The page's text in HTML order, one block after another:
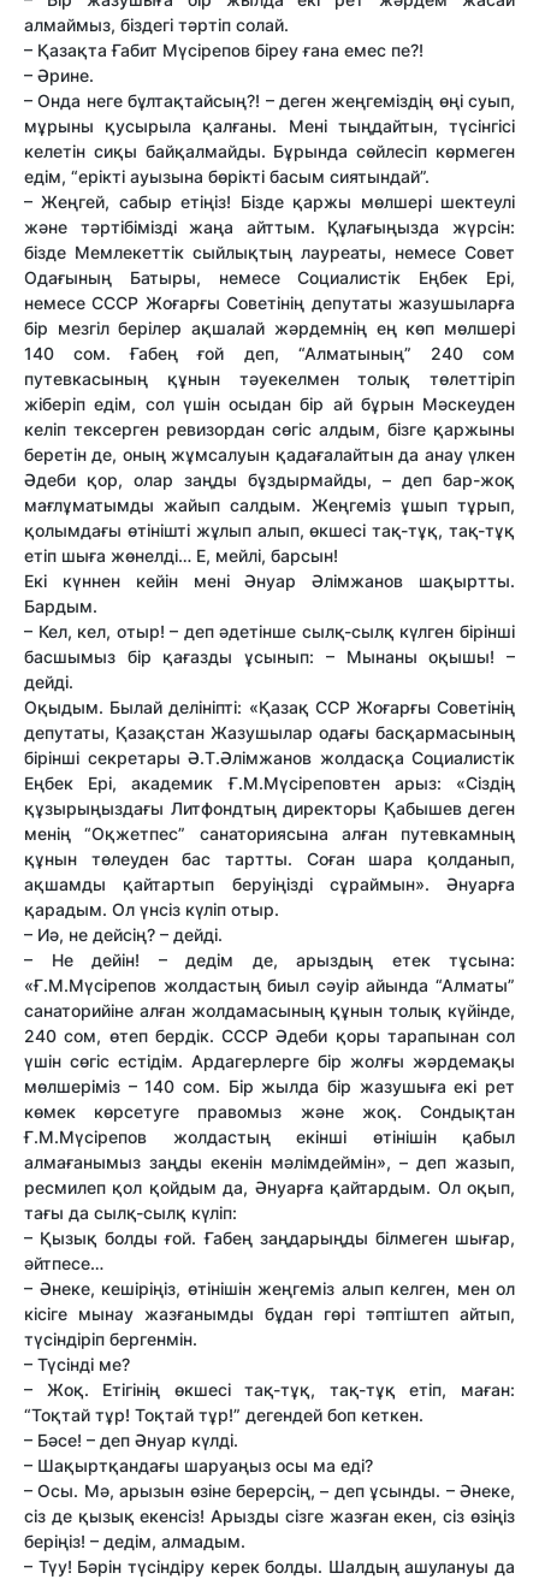
алмаймыз, біздегі тәртіп солай.
– Қазақта Ғабит Мүсірепов біреу ғана емес пе?!
– Әрине.
– Онда неге бұлтақтайсың?! – деген жеңгеміздің өңі суып,
мұрыны қусырыла қалғаны. Мені тыңдайтын, түсінгісі
келетін сиқы байқалмайды. Бұрында сөйлесіп көрмеген
едім, “ерікті ауызына бөрікті басым сиятындай”.
– Жеңгей, сабыр етіңіз! Бізде қаржы мөлшері шектеулі
және тәртібімізді жаңа айттым. Құлағыңызда жүрсін:
бізде Мемлекеттік сыйлықтың лауреаты, немесе Совет
Одағының Батыры, немесе Социалистік Еңбек Ері,
немесе СССР Жоғарғы Советінің депутаты жазушыларға
бір мезгіл берілер ақшалай жәрдемнің ең көп мөлшері
140 сом. Ғабең ғой деп, “Алматының” 240 сом
путевкасының құнын тәуекелмен толық төлеттіріп
жіберіп едім, сол үшін осыдан бір ай бұрын Мәскеуден
келіп тексерген ревизордан сөгіс алдым, бізге қаржыны
беретін де, оның жұмсалуын қадағалайтын да анау үлкен
Әдеби қор, олар заңды бұздырмайды, – деп бар-жоқ
мағлұматымды жайып салдым. Жеңгеміз ұшып тұрып,
қолымдағы өтінішті жұлып алып, өкшесі тақ-тұқ, тақ-тұқ
етіп шыға жөнелді… Е, мейлі, барсын!
Екі күннен кейін мені Әнуар Әлімжанов шақыртты.
Бардым.
– Кел, кел, отыр! – деп әдетінше сылқ-сылқ күлген бірінші
басшымыз бір қағазды ұсынып: – Мынаны оқышы! –
дейді.
Оқыдым. Былай делініпті: «Қазақ ССР Жоғарғы Советінің
депутаты, Қазақстан Жазушылар одағы басқармасының
бірінші секретары Ә.Т.Әлімжанов жолдасқа Социалистік
Еңбек Ері, академик Ғ.М.Мүсіреповтен арыз: «Сіздің
құзырыңыздағы Литфондтың директоры Қабышев деген
менің “Оқжетпес” санаториясына алған путевкамның
құнын төлеуден бас тартты. Соған шара қолданып,
ақшамды қайтартып беруіңізді сұраймын». Әнуарға
қарадым. Ол үнсіз күліп отыр.
– Иә, не дейсің? – дейді.
– Не дейін! – дедім де, арыздың етек тұсына:
«Ғ.М.Мүсірепов жолдастың биыл сәуір айында “Алматы”
санаторийіне алған жолдамасының құнын толық күйінде,
240 сом, өтеп бердік. СССР Әдеби қоры тарапынан сол
үшін сөгіс естідім. Ардагерлерге бір жолғы жәрдемақы
мөлшеріміз – 140 сом. Бір жылда бір жазушыға екі рет
көмек көрсетуге правомыз және жоқ. Сондықтан
Ғ.М.Мүсірепов жолдастың екінші өтінішін қабыл
алмағанымыз заңды екенін мәлімдеймін», – деп жазып,
ресмилеп қол қойдым да, Әнуарға қайтардым. Ол оқып,
тағы да сылқ-сылқ күліп:
– Қызық болды ғой. Ғабең заңдарыңды білмеген шығар,
әйтпесе…
– Әнеке, кешіріңіз, өтінішін жеңгеміз алып келген, мен ол
кісіге мынау жазғанымды бұдан гөрі тәптіштеп айтып,
түсіндіріп бергенмін.
– Түсінді ме?
– Жоқ. Етігінің өкшесі тақ-тұқ, тақ-тұқ етіп, маған:
“Тоқтай тұр! Тоқтай тұр!” дегендей боп кеткен.
– Бәсе! – деп Әнуар күлді.
– Шақыртқандағы шаруаңыз осы ма еді?
– Осы. Мә, арызын өзіне берерсің, – деп ұсынды. – Әнеке,
сіз де қызық екенсіз! Арызды сізге жазған екен, сіз өзіңіз
беріңіз! – дедім, алмадым.
– Түу! Бәрін түсіндіру керек болды. Шалдың ашулануы да